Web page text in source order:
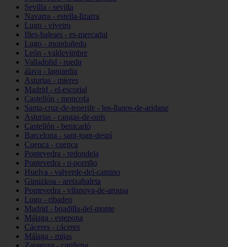
Sevilla - sevilla
Navarra - estella-lizarra
Lugo - viveiro
Illes-balears - es-mercadal
Lugo - mondoñedo
León - valdevimbre
Valladolid - rueda
álava - laguardia
Asturias - mieres
Madrid - el-escorial
Castellón - moncofa
Santa-cruz-de-tenerife - los-llanos-de-aridane
Asturias - cangas-de-onís
Castellón - benicarló
Barcelona - sant-joan-despí
Cuenca - cuenca
Pontevedra - redondela
Pontevedra - o-porriño
Huelva - valverde-del-camino
Gipuzkoa - aretxabaleta
Pontevedra - vilanova-de-arousa
Lugo - ribadeo
Madrid - boadilla-del-monte
Málaga - estepona
Cáceres - cáceres
Málaga - mijas
Zaragoza - cariñena